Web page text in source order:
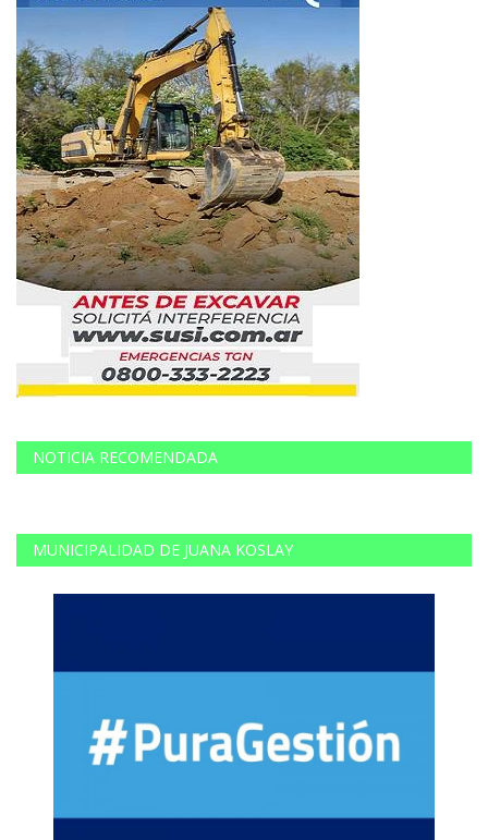
NOTICIA RECOMENDADA
MUNICIPALIDAD DE JUANA KOSLAY